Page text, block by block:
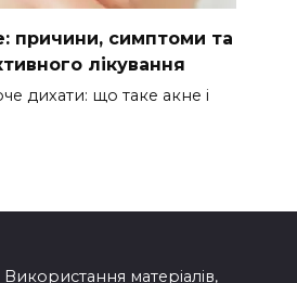
причини, симптоми та
лікування
дихати: що таке акне і
матеріалів,